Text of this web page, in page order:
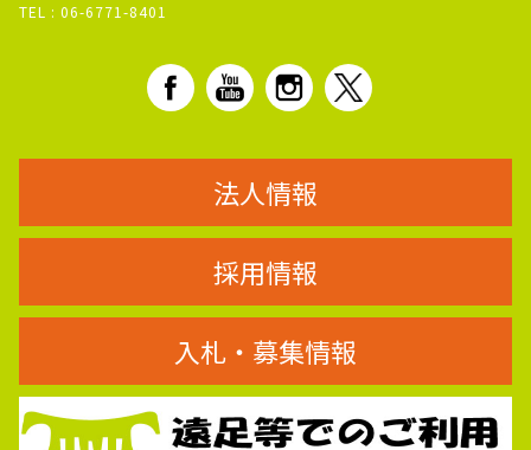
TEL : 06-6771-8401
法人情報
採用情報
入札・募集情報